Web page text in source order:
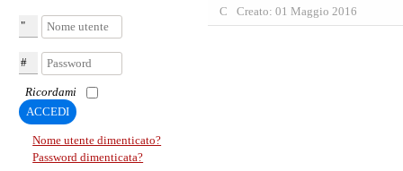
Nome utente
Password
Ricordami
ACCEDI
Nome utente dimenticato?
Password dimenticata?
Creato: 01 Maggio 2016